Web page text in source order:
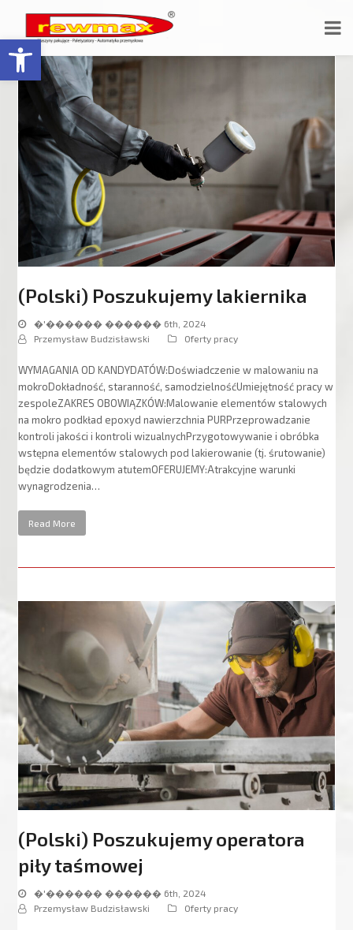
Відкрити Панель інструментів
(Polski) Poszukujemy lakiernika
�'������ ������ 6th, 2024
Przemysław Budzisławski
Oferty pracy
WYMAGANIA OD KANDYDATÓW:Doświadczenie w malowaniu na
mokroDokładność, staranność, samodzielnośćUmiejętność pracy w
zespoleZAKRES OBOWIĄZKÓW:Malowanie elementów stalowych
na mokro podkład epoxyd nawierzchnia PURPrzeprowadzanie
kontroli jakości i kontroli wizualnychPrzygotowywanie i obróbka
wstępna elementów stalowych pod lakierowanie (tj. śrutowanie)
będzie dodatkowym atutemOFERUJEMY:Atrakcyjne warunki
wynagrodzenia…
Read More
(Polski) Poszukujemy operatora
piły taśmowej
�'������ ������ 6th, 2024
Przemysław Budzisławski
Oferty pracy